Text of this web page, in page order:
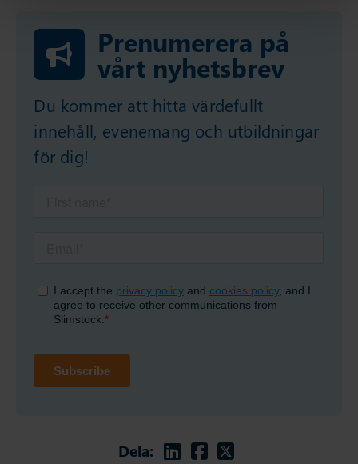
Prenumerera på
vårt nyhetsbrev
Du kommer att hitta värdefullt
innehåll, evenemang och utbildningar
för dig!
Dela: Linkedin
Facebook
Twitter